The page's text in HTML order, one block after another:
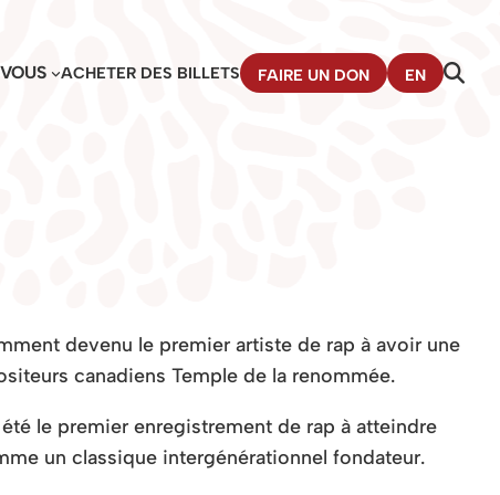
ACHETER DES BILLETS FAIRE UN DON EN
devenu le premier artiste de rap à avoir une
canadiens Temple de la renommée.
le premier enregistrement de rap à atteindre
un classique intergénérationnel fondateur.